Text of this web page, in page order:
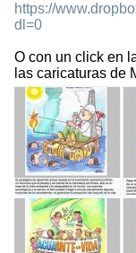
https://
dl=0
O con un click en
las caricaturas de